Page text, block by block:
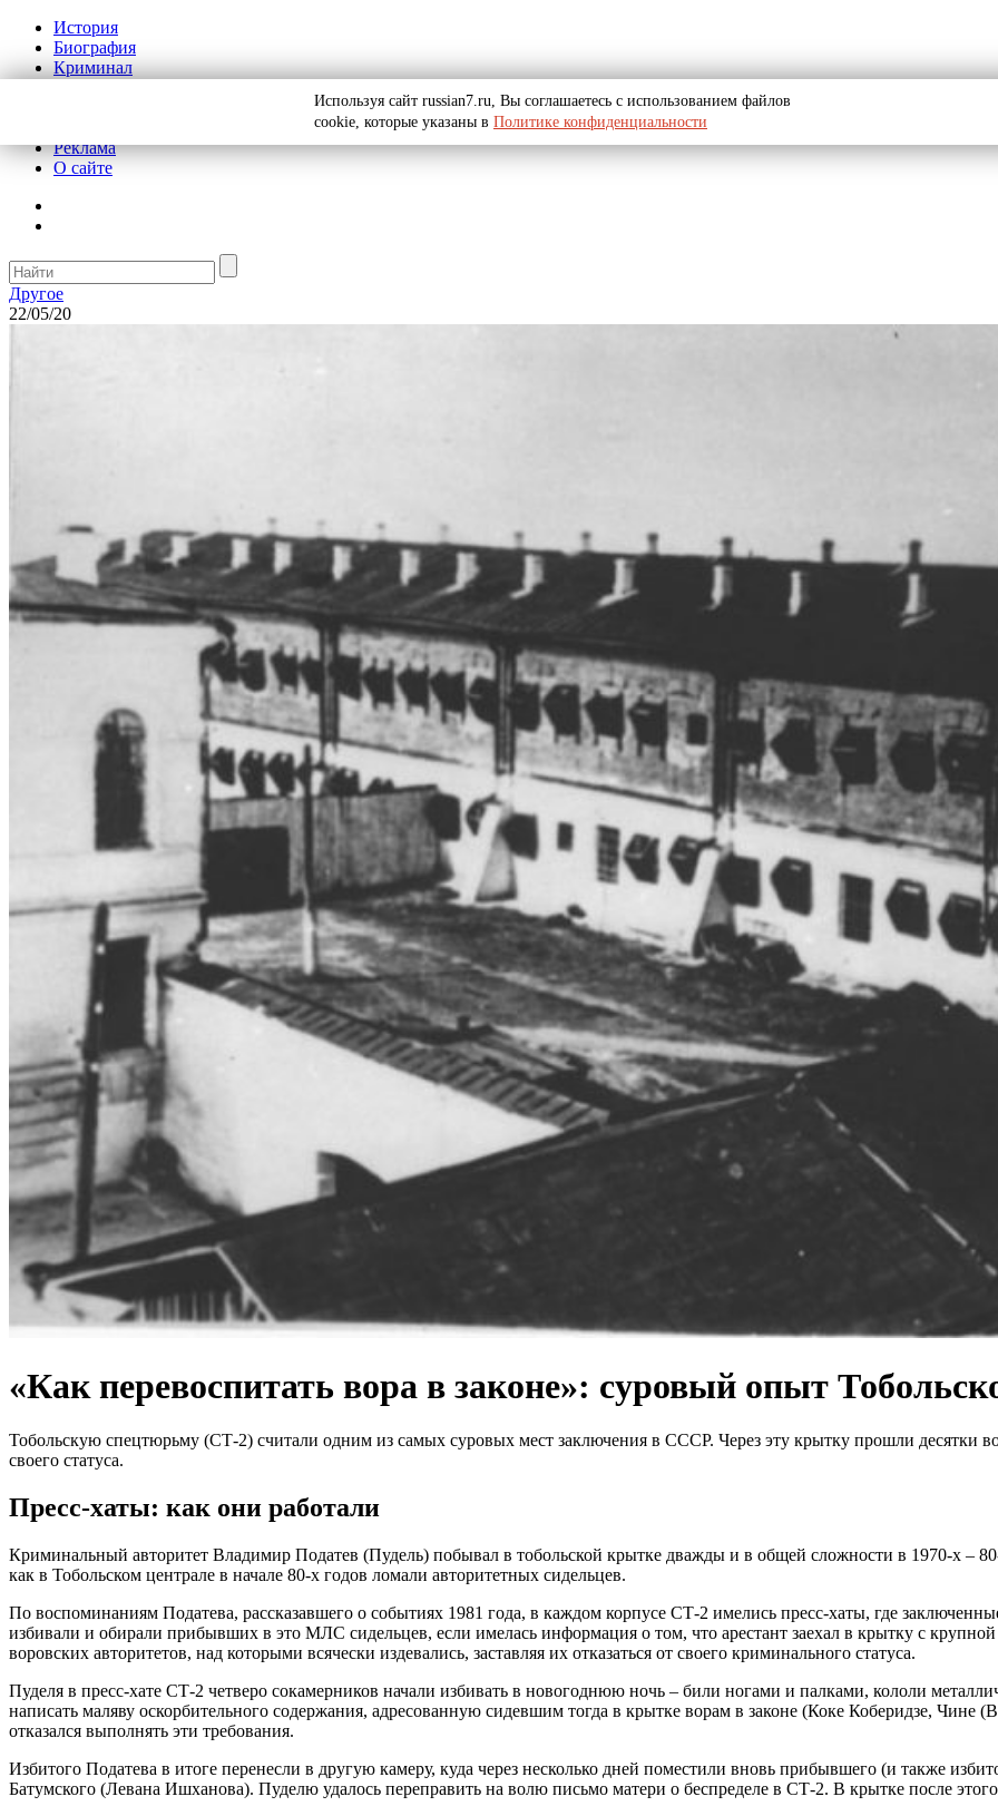
История
Биография
Криминал
Реклама
О сайте
Другое
22/05/20
«Как перевоспитать вора в законе»: суровый опыт
Тобольскую спецтюрьму (СТ-2) считали одним из самых суровых мест заключения в СССР. Через эту крытку прошли десятки
своего статуса.
Пресс-хаты: как они работали
Криминальный авторитет Владимир Податев (Пудель) побывал в тобольской крытке дважды и в общей сложности в 1970-х –
как в Тобольском централе в начале 80-х годов ломали авторитетных сидельцев.
По воспоминаниям Податева, рассказавшего о событиях 1981 года, в каждом корпусе СТ-2 имелись пресс-хаты, где
избивали и обирали прибывших в это МЛС сидельцев, если имелась информация о том, что арестант заехал в крытку с
воровских авторитетов, над которыми всячески издевались, заставляя их отказаться от своего криминального статуса.
Пуделя в пресс-хате СТ-2 четверо сокамерников начали избивать в новогоднюю ночь – били ногами и палками, кололи
написать маляву оскорбительного содержания, адресованную сидевшим тогда в крытке ворам в законе (Коке Коберидзе, Чине
отказался выполнять эти требования.
Избитого Податева в итоге перенесли в другую камеру, куда через несколько дней поместили вновь прибывшего (и также
Батумского (Левана Ишханова). Пуделю удалось переправить на волю письмо матери о беспределе в СТ-2. В крытке после
Используя сайт russian7.ru, Вы соглашаетесь с использованием файлов
cookie, которые указаны в Политике конфиденциальности